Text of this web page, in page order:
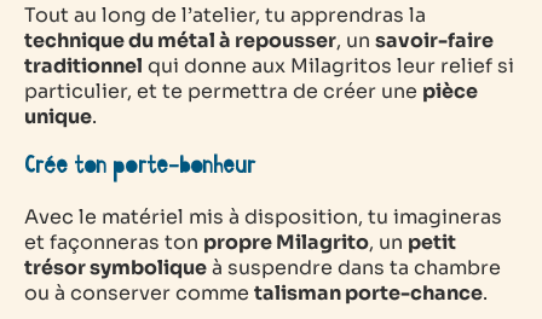
Tout au long de l’atelier, tu apprendras la
technique du métal à repousser, un savoir-faire
traditionnel qui donne aux Milagritos leur relief si
particulier, et te permettra de créer une pièce
unique.
Crée ton porte-bonheur
Avec le matériel mis à disposition, tu imagineras
et façonneras ton propre Milagrito, un petit
trésor symboliqueà suspendre dans ta chambre
ou à conserver comme talisman porte-chance.